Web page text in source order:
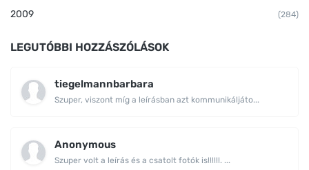
2009 (284)
LEGUTÓBBI HOZZÁSZÓLÁSOK
tiegelmannbarbara
Szuper, viszont míg a leírásban azt kommunikáljáto...
Anonymous
Szuper volt a leírás és a csatolt fotók is!!!!!!. ...